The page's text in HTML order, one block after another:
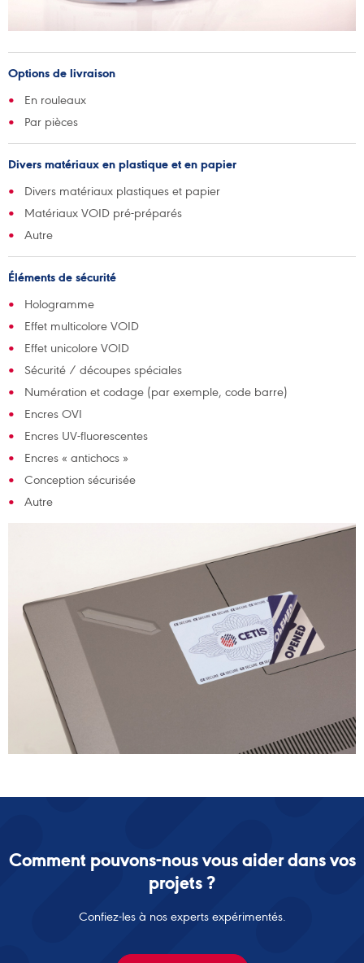
Options de livraison
En rouleaux
Par pièces
Divers matériaux en plastique et en papier
Divers matériaux plastiques et papier
Matériaux VOID pré-préparés
Autre
Éléments de sécurité
Hologramme
Effet multicolore VOID
Effet unicolore VOID
Sécurité / découpes spéciales
Numération et codage (par exemple, code barre)
Encres OVI
Encres UV-fluorescentes
Encres « antichocs »
Conception sécurisée
Autre
Comment pouvons-nous vous aider dans vos
projets ?
Confiez-les à nos experts expérimentés.